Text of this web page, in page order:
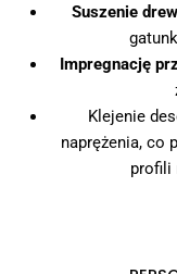
Suszenie
Impregnację
Klejenie
naprężenia, co
profili